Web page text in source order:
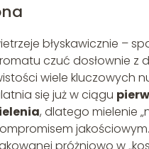
błyskawicznie –
czuć dosłownie z
wiele kluczowych
się już w ciągu
, dlatego mielenie